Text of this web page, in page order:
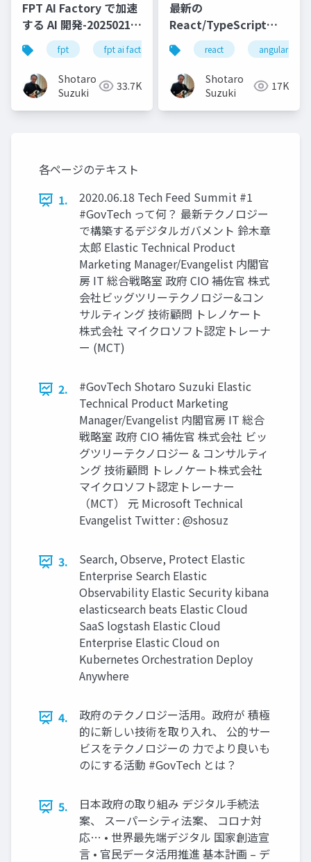
FPT AI Factory で加速
する AI 開発-20250213-
公開版fpt fpt ai factory generative ai azure
Shotaro
Suzuki
33.7K
最新の
React/TypeScript
SPA テンプレートを
.NET 8 で試してみよう
react angular
Shotaro
Suzuki
17K
各ページのテキスト
1.
2020.06.18 Tech Feed Summit #1
#GovTech って何？ 最新テクノロジー
で構築するデジタルガバメント 鈴木章
太郎 Elastic Technical Product
Marketing Manager/Evangelist 内閣官
房 IT 総合戦略室 政府 CIO 補佐官 株式
会社ビッグツリーテクノロジー&コン
サルティング 技術顧問 トレノケート
株式会社 マイクロソフト認定トレーナ
ー (MCT)
2.
#GovTech Shotaro Suzuki Elastic
Technical Product Marketing
Manager/Evangelist 内閣官房 IT 総合
戦略室 政府 CIO 補佐官 株式会社 ビッ
グツリーテクノロジー & コンサルティ
ング 技術顧問 トレノケート株式会社
マイクロソフト認定トレーナー
（MCT） 元 Microsoft Technical
Evangelist Twitter : @shosuz
3.
Search, Observe, Protect Elastic
Enterprise Search Elastic
Observability Elastic Security kibana
elasticsearch beats Elastic Cloud
SaaS logstash Elastic Cloud
Enterprise Elastic Cloud on
Kubernetes Orchestration Deploy
Anywhere
4.
政府のテクノロジー活用。政府が 積極
的に新しい技術を取り入れ、 公的サー
ビスをテクノロジーの 力でより良いも
のにする活動 #GovTech とは？
5.
日本政府の取り組み デジタル手続法
案、 スーパーシティ法案、 コロナ対
応… • 世界最先端デジタル 国家創造宣
言 • 官民データ活用推進 基本計画 – デ